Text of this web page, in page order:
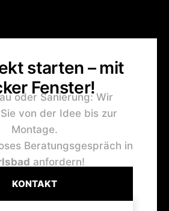
starten – mit
Fenster!
oder Sanierung: Wir
von der Idee bis zur
Montage.
Beratungsgespräch in
anfordern!
KONTAKT